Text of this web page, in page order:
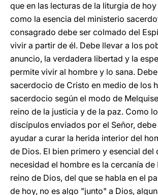
que en las lecturas de la liturgia de
como la esencia del ministerio
consagrado debe ser colmado del
vivir a partir de él. Debe llevar a los
anuncio, la verdadera libertad y la
permite vivir al hombre y lo sana.
sacerdocio de Cristo en medio de los
sacerdocio según el modo de
reino de la justicia y de la paz. Como
discípulos enviados por el Señor,
ayudar a curar la herida interior del
de Dios. El bien primero y esencial del
necesidad el hombre es la cercanía de
reino de Dios, del que se habla en el
de hoy, no es algo "junto" a Dios,